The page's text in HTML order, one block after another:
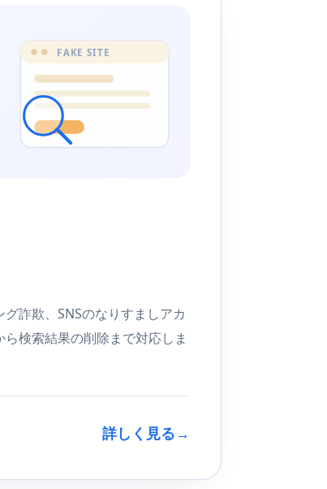
FAKE SITE
詐欺、SNSのなりすましアカ
検索結果の削除まで対応しま
詳しく見る→